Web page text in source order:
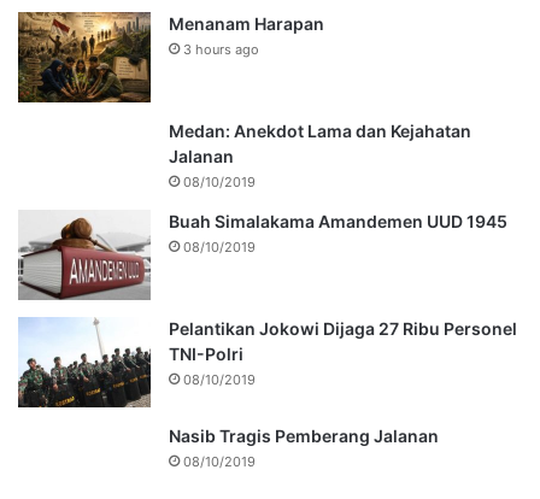
Menanam Harapan
3 hours ago
Medan: Anekdot Lama dan Kejahatan
Jalanan
08/10/2019
Buah Simalakama Amandemen UUD 1945
08/10/2019
Pelantikan Jokowi Dijaga 27 Ribu Personel
TNI-Polri
08/10/2019
Nasib Tragis Pemberang Jalanan
08/10/2019